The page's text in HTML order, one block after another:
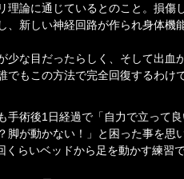
理論に通じているとのこと。損傷
、新しい神経回路が作られ身体機
少な目だったらしく、そして出血
でもこの方法で完全回復するわけ
手術後1日経過で「自力で立って
脚が動かない！」と困った事を思
くらいベッドから足を動かす練習